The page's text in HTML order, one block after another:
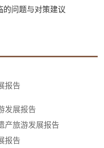
的问题与对策建议
报告
发展报告
产旅游发展报告
报告